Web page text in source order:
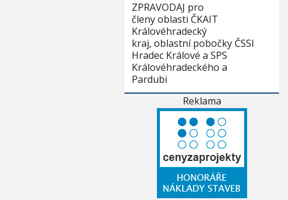
ZPRAVODAJ pro
členy oblasti ČKAIT
Královéhradecký
kraj, oblastní pobočky ČSSI
Hradec Králové a SPS
Královéhradeckého a
Pardubi
Reklama